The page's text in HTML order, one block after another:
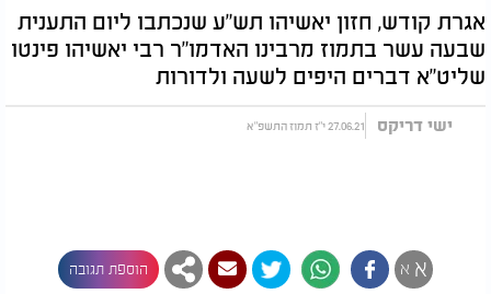
אגרת קודש, חזון יאשיהו תש"ע שנכתבו ליום התענית
שבעה עשר בתמוז מרבינו האדמו"ר רבי יאשיהו פינטו
שליט"א דברים היפים לשעה ולדורות
ישי דריקס 27.06.21 י"ז תמוז התשפ"א
א א הוספת תגובה